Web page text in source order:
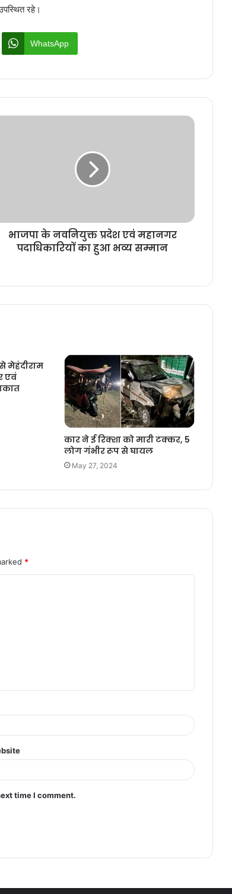
रहे।
WhatsApp
भाजपा के नवनियुक्त प्रदेश एवं महानगर
पदाधिकारियों का हुआ भव्य सम्मान
मेहंदीराम
एवं
कार ने ई रिक्शा को मारी टक्कर, 5
लोग गंभीर रूप से घायल
May 27, 2024
*
time I comment.